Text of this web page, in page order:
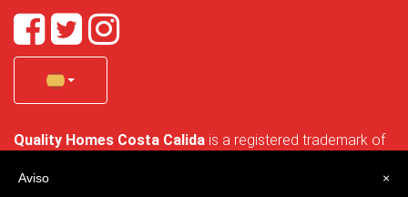
Quality Homes Costa Calida is a registered trademark of
no. B-30750053 and address: Bella Luz 07-05, 30389 La
×
Aviso